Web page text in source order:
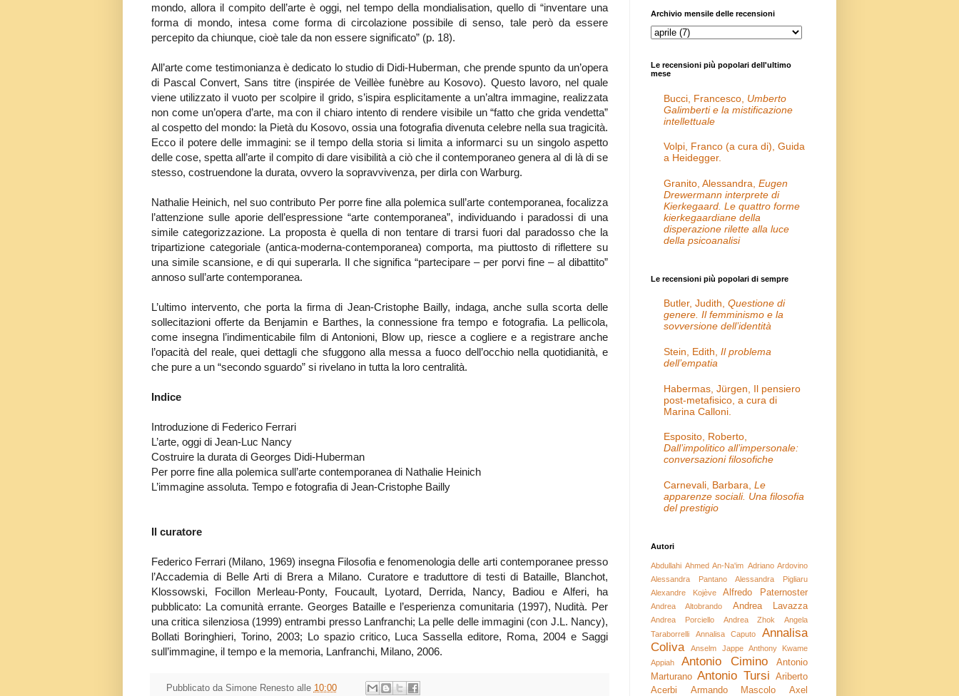
mondo, allora il compito dell’arte è oggi, nel tempo della mondialisation, quello di “inventare una
forma di mondo, intesa come forma di circolazione possibile di senso, tale però da essere
percepito da chiunque, cioè tale da non essere significato” (p. 18).
All’arte come testimonianza è dedicato lo studio di Didi-Huberman, che prende spunto da un’opera
di Pascal Convert, Sans titre (inspirée de Veillèe funèbre au Kosovo). Questo lavoro, nel quale
viene utilizzato il vuoto per scolpire il grido, s’ispira esplicitamente a un’altra immagine, realizzata
non come un’opera d’arte, ma con il chiaro intento di rendere visibile un “fatto che grida vendetta”
al cospetto del mondo: la Pietà du Kosovo, ossia una fotografia divenuta celebre nella sua tragicità.
Ecco il potere delle immagini: se il tempo della storia si limita a informarci su un singolo aspetto
delle cose, spetta all’arte il compito di dare visibilità a ciò che il contemporaneo genera al di là di se
stesso, costruendone la durata, ovvero la sopravvivenza, per dirla con Warburg.
Nathalie Heinich, nel suo contributo Per porre fine alla polemica sull’arte contemporanea, focalizza
l’attenzione sulle aporie dell’espressione “arte contemporanea”, individuando i paradossi di una
simile categorizzazione. La proposta è quella di non tentare di trarsi fuori dal paradosso che la
tripartizione categoriale (antica-moderna-contemporanea) comporta, ma piuttosto di riflettere su
una simile scansione, e di qui superarla. Il che significa “partecipare – per porvi fine – al dibattito”
annoso sull’arte contemporanea.
L’ultimo intervento, che porta la firma di Jean-Cristophe Bailly, indaga, anche sulla scorta delle
sollecitazioni offerte da Benjamin e Barthes, la connessione fra tempo e fotografia. La pellicola,
come insegna l’indimenticabile film di Antonioni, Blow up, riesce a cogliere e a registrare anche
l’opacità del reale, quei dettagli che sfuggono alla messa a fuoco dell’occhio nella quotidianità, e
che pure a un “secondo sguardo” si rivelano in tutta la loro centralità.
Indice
Introduzione di Federico Ferrari
L’arte, oggi di Jean-Luc Nancy
Costruire la durata di Georges Didi-Huberman
Per porre fine alla polemica sull’arte contemporanea di Nathalie Heinich
L’immagine assoluta. Tempo e fotografia di Jean-Cristophe Bailly
Il curatore
Federico Ferrari (Milano, 1969) insegna Filosofia e fenomenologia delle arti contemporanee presso
l’Accademia di Belle Arti di Brera a Milano. Curatore e traduttore di testi di Bataille, Blanchot,
Klossowski, Focillon Merleau-Ponty, Foucault, Lyotard, Derrida, Nancy, Badiou e Alferi, ha
pubblicato: La comunità errante. Georges Bataille e l’esperienza comunitaria (1997), Nudità. Per
una critica silenziosa (1999) entrambi presso Lanfranchi; La pelle delle immagini (con J.L. Nancy),
Bollati Boringhieri, Torino, 2003; Lo spazio critico, Luca Sassella editore, Roma, 2004 e Saggi
sull’immagine, il tempo e la memoria, Lanfranchi, Milano, 2006.
Pubblicato da Simone Renesto alle 10:00
Archivio mensile delle recensioni
Le recensioni più popolari dell'ultimo
mese
Bucci, Francesco, Umberto
Galimberti e la mistificazione
intellettuale
Volpi, Franco (a cura di), Guida
a Heidegger.
Granito, Alessandra, Eugen
Drewermann interprete di
Kierkegaard. Le quattro forme
kierkegaardiane della
disperazione rilette alla luce
della psicoanalisi
Le recensioni più popolari di sempre
Butler, Judith, Questione di
genere. Il femminismo e la
sovversione dell’identità
Stein, Edith, Il problema
dell’empatia
Habermas, Jürgen, Il pensiero
post-metafisico, a cura di
Marina Calloni.
Esposito, Roberto,
Dall’impolitico all’impersonale:
conversazioni filosofiche
Carnevali, Barbara, Le
apparenze sociali. Una filosofia
del prestigio
Autori
Abdullahi Ahmed An-Na'im Adriano Ardovino
Alessandra Pantano
Alessandra Pigliaru
Alexandre Kojève
Alfredo Paternoster
Andrea Altobrando Andrea Lavazza
Andrea Porciello Andrea Zhok
Angela
Taraborrelli
Annalisa Caputo
Annalisa
Coliva
Anselm Jappe
Anthony Kwame
Appiah
Antonio Cimino
Antonio
Marturano Antonio Tursi
Ariberto
Acerbi
Armando Mascolo
Axel